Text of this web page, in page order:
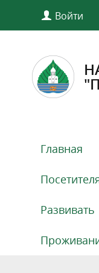
Войти
Главная
Развивать